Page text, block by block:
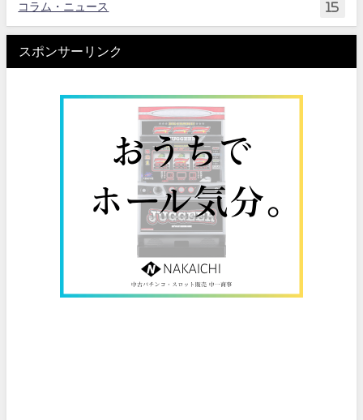
コラム・ニュース 15
スポンサーリンク